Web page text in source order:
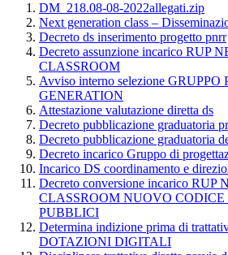
DM_218.08-08-2022allegati.zip
Next generation class –
Decreto ds inserimento progetto pnrr
Decreto assunzione incarico RUP
CLASSROOM
Avviso interno selezione
GENERATION
Attestazione valutazione diretta ds
Decreto pubblicazione graduatoria
Decreto pubblicazione graduatoria
Decreto incarico Gruppo di
Incarico DS coordinamento e
Decreto conversione incarico
CLASSROOM NUOVO
PUBBLICI
Determina indizione prima di
DOTAZIONI DIGITALI